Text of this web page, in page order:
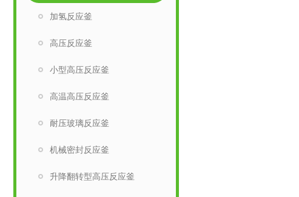
加氢反应釜
高压反应釜
小型高压反应釜
高温高压反应釜
耐压玻璃反应釜
机械密封反应釜
升降翻转型高压反应釜